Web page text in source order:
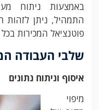
באמצעות ניתוח
התמהיל, ניתן לזהות
פוטנציאל המכירות
שלבי העבודה
איסוף וניתוח נתונים
מיפוי